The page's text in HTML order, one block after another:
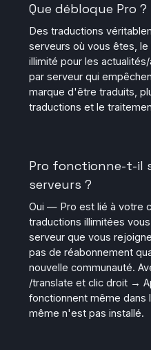
Que débloque Pro ?
Des traductions
serveurs où vous êtes, le
illimité pour les
par serveur qui
marque d'être traduits,
traductions et le
Pro fonctionne-t-il
serveurs ?
Oui — Pro est lié à votre
traductions illimitées
serveur que vous
pas de réabonnement
nouvelle communauté.
/translate et clic droit →
fonctionnent même dans
même n'est pas installé.